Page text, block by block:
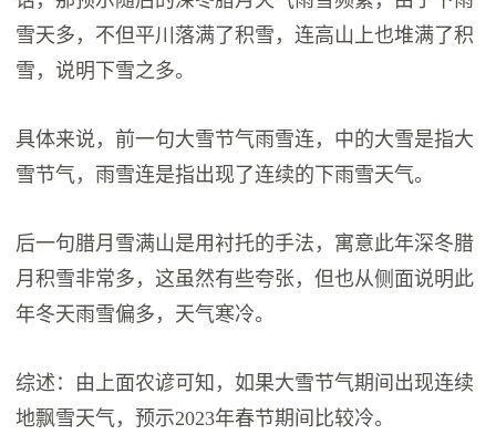
雪天多，不但平川落满了积雪，连高山上也堆满了积
雪，说明下雪之多。
具体来说，前一句大雪节气雨雪连，中的大雪是指大
雪节气，雨雪连是指出现了连续的下雨雪天气。
后一句腊月雪满山是用衬托的手法，寓意此年深冬腊
月积雪非常多，这虽然有些夸张，但也从侧面说明此
年冬天雨雪偏多，天气寒冷。
综述：由上面农谚可知，如果大雪节气期间出现连续
地飘雪天气，预示2023年春节期间比较冷。